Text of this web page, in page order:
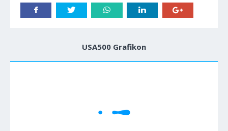
USA500 Grafikon